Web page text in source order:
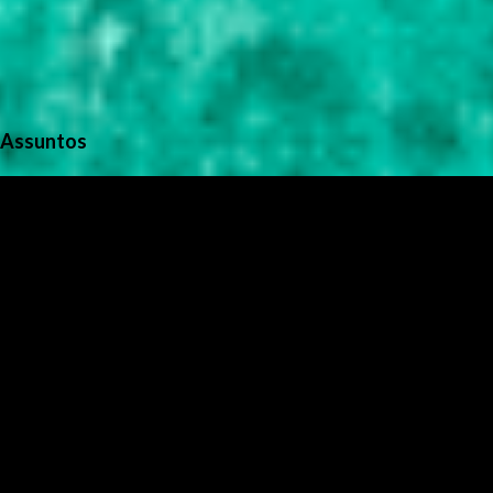
Assuntos